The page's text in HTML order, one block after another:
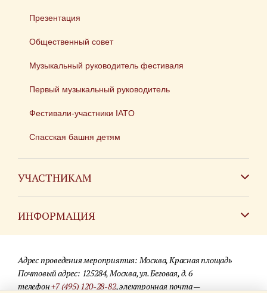
Презентация
Общественный совет
Музыкальный руководитель фестиваля
Первый музыкальный руководитель
Фестивали-участники IATO
Спасская башня детям
УЧАСТНИКАМ
ИНФОРМАЦИЯ
Для СМИ
Где купить билеты
Адрес проведения мероприятия: Москва, Красная площадь
Почтовый адрес: 125284, Москва, ул. Беговая, д. 6
телефон+7 (495) 120-28-82, электронная почта —